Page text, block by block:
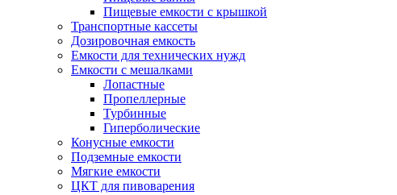
Пищевые емкости с крышкой
Транспортные кассеты
Дозировочная емкость
Емкости для технических нужд
Емкости с мешалками
Лопастные
Пропеллерные
Турбинные
Гиперболические
Конусные емкости
Подземные емкости
Мягкие емкости
ЦКТ для пивоварения